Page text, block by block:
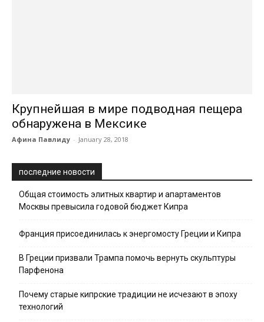
Крупнейшая в мире подводная пещера
обнаружена в Мексике
Афина Павлиду - January 28, 2018
последние новости
Общая стоимость элитных квартир и апартаментов
Москвы превысила годовой бюджет Кипра
Франция присоединилась к энергомосту Греции и Кипра
В Греции призвали Трампа помочь вернуть скульптуры
Парфенона
Почему старые кипрские традиции не исчезают в эпоху
технологий